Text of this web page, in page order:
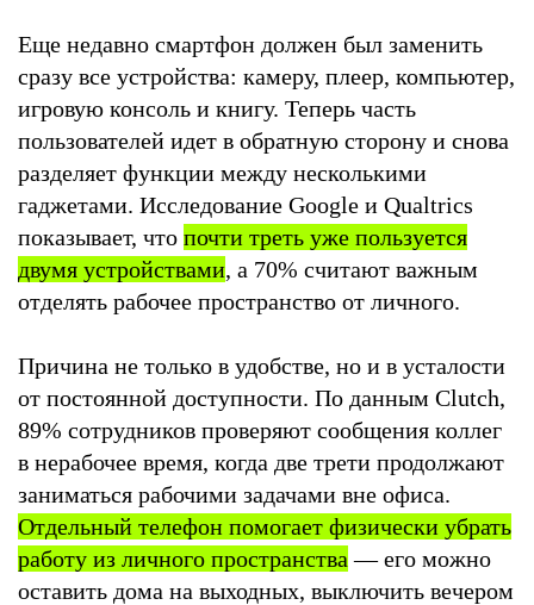
Еще недавно смартфон должен был заменить
сразу все устройства: камеру, плеер, компьютер,
игровую консоль и книгу. Теперь часть
пользователей идет в обратную сторону и снова
разделяет функции между несколькими
гаджетами. Исследование Google и Qualtrics
показывает, что почти треть уже пользуется
двумя устройствами, а 70% считают важным
отделять рабочее пространство от личного.
Причина не только в удобстве, но и в усталости
от постоянной доступности. По данным Clutch,
89% сотрудников проверяют сообщения коллег
в нерабочее время, когда две трети продолжают
заниматься рабочими задачами вне офиса.
Отдельный телефон помогает физически убрать
работу из личного пространства — его можно
оставить дома на выходных, выключить вечером